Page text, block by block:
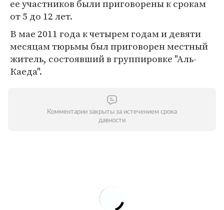
ее участников были приговорены к срокам
от 5 до 12 лет.
В мае 2011 года к четырем годам и девяти
месяцам тюрьмы был приговорен местный
житель, состоявший в группировке "Аль-
Каеда".
Комментарии закрыты за истечением срока
давности